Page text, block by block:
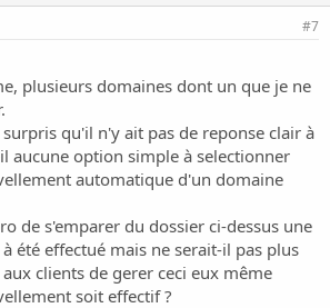
#7
plusieurs domaines dont un que je ne
qu'il n'y ait pas de reponse clair à
aucune option simple à selectionner
automatique d'un domaine
de s'emparer du dossier ci-dessus une
été effectué mais ne serait-il pas plus
clients de gerer ceci eux même
soit effectif ?